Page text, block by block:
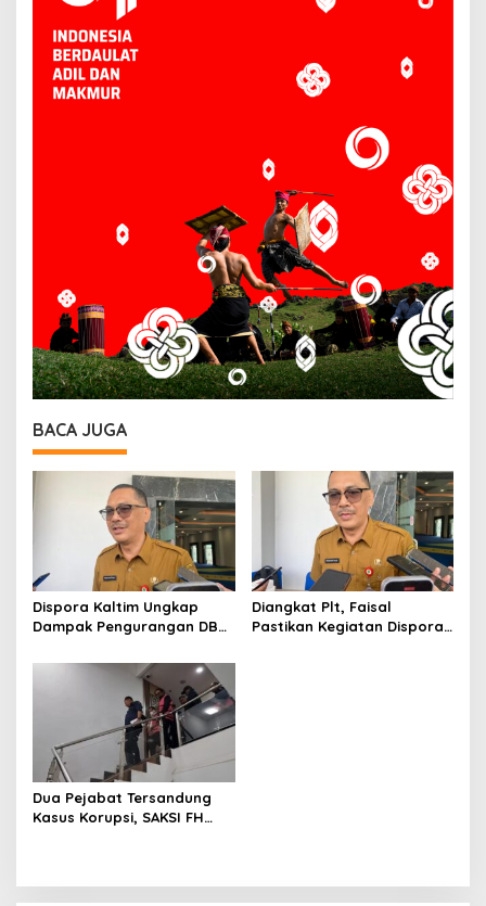
BACA JUGA
Dispora Kaltim Ungkap
Dampak Pengurangan DBH
PON
Diangkat Plt, Faisal
Pastikan Kegiatan Dispora
Dua Pejabat Tersandung
Kasus Korupsi, SAKSI FH